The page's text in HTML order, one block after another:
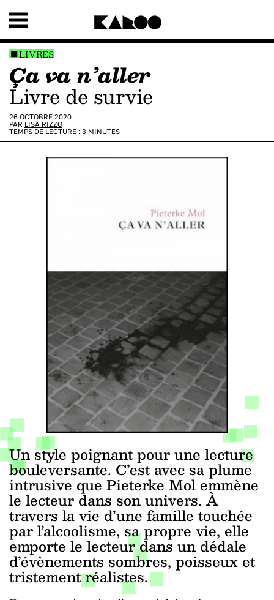
LIVRES
Ça va n’aller
livre de survie
26 OCTOBRE 2020
PAR LISA RIZZO
TEMPS DE LECTURE : 3 MINUTES
Un style poignant pour une lecture
bouleversante. C’est avec sa plume
intrusive que Pieterke Mol emmène
le lecteur dans son univers. À
travers la vie d’une famille touchée
par l’alcoolisme, sa propre vie, elle
emporte le lecteur dans un dédale
d’évènements sombres, poisseux et
tristement réalistes.